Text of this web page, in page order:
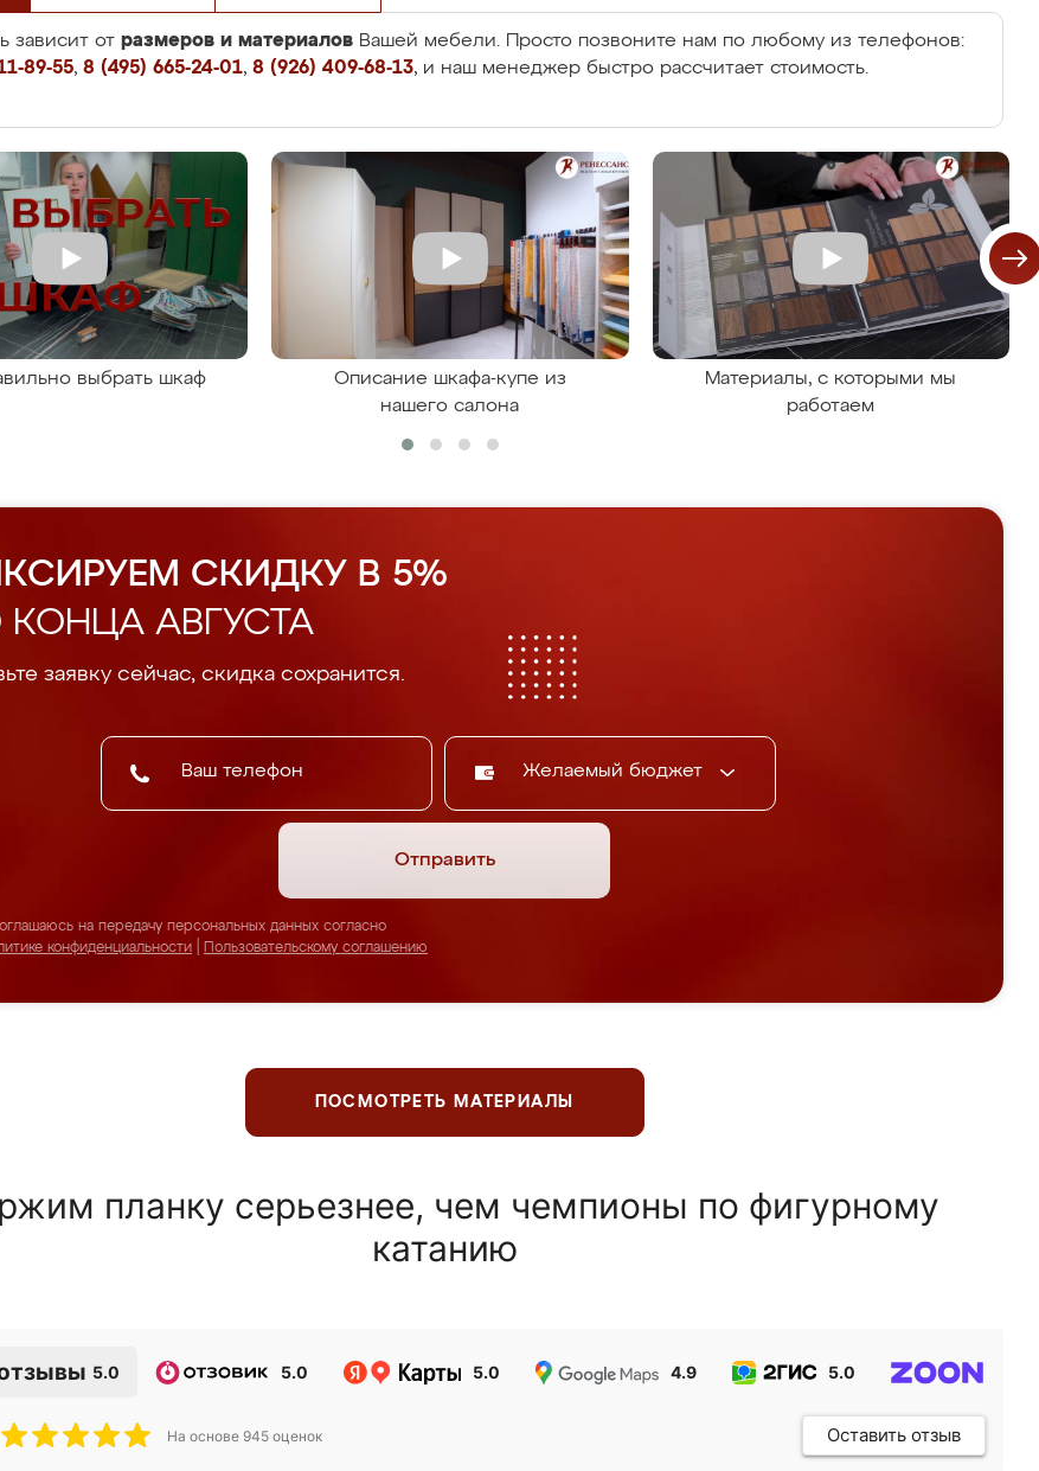
зависит от размеров и материалов Вашей мебели. Просто позвоните нам по любому из телефонов:
89-55, 8 (495) 665-24-01, 8 (926) 409-68-13, и наш менеджер быстро рассчитает стоимость.
выбрать шкаф
Описание шкафа-купе из
нашего салона
Материалы, с которыми мы
работаем
СКИДКУ В 5%
АВГУСТА
заявку сейчас, скидка сохранится.
Желаемый бюджет
Отправить
на передачу персональных данных согласно
конфиденциальности
Пользовательскому соглашению
ПОСМОТРЕТЬ МАТЕРИАЛЫ
планку серьезнее, чем чемпионы по фигурному
катанию
5.0 5.0 5.0 4.9 5.0
На основе 945 оценок Оставить отзыв